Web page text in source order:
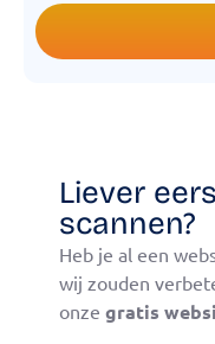
Liever
scannen?
Heb je al een
wij zouden
onze gratis